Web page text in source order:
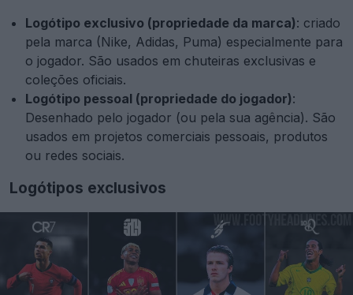
Logótipo exclusivo (propriedade da marca): criado
pela marca (Nike, Adidas, Puma) especialmente para
o jogador. São usados em chuteiras exclusivas e
coleções oficiais.
Logótipo pessoal (propriedade do jogador):
Desenhado pelo jogador (ou pela sua agência). São
usados em projetos comerciais pessoais, produtos
ou redes sociais.
Logótipos exclusivos